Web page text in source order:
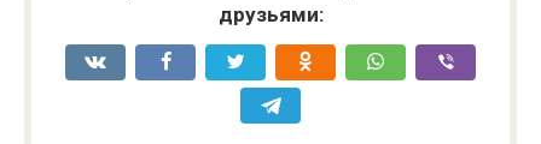
друзьями: